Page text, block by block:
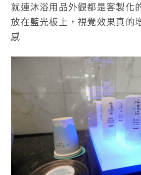
就連沐浴用品外觀都是客製化
放在藍光板上，視覺效果真的
感